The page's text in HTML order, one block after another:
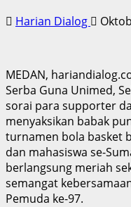
Harian Dialog
MEDAN,
Serba Guna Unimed,
sorai para supporter
menyaksikan babak
turnamen bola basket
dan mahasiswa se-
berlangsung meriah
semangat
Pemuda ke-97.